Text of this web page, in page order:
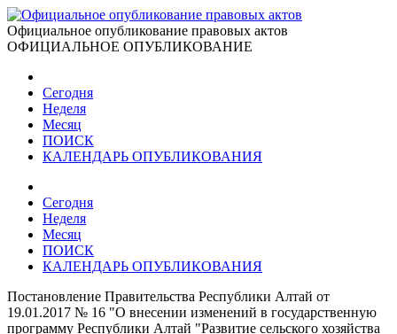
Официальное опубликование правовых актов
ОФИЦИАЛЬНОЕ ОПУБЛИКОВАНИЕ
Сегодня
Неделя
Месяц
ПОИСК
КАЛЕНДАРЬ ОПУБЛИКОВАНИЯ
Сегодня
Неделя
Месяц
ПОИСК
КАЛЕНДАРЬ ОПУБЛИКОВАНИЯ
Постановление Правительства Республики Алтай от
19.01.2017 № 16 "О внесении изменений в государственную
программу Республики Алтай "Развитие сельского хозяйства